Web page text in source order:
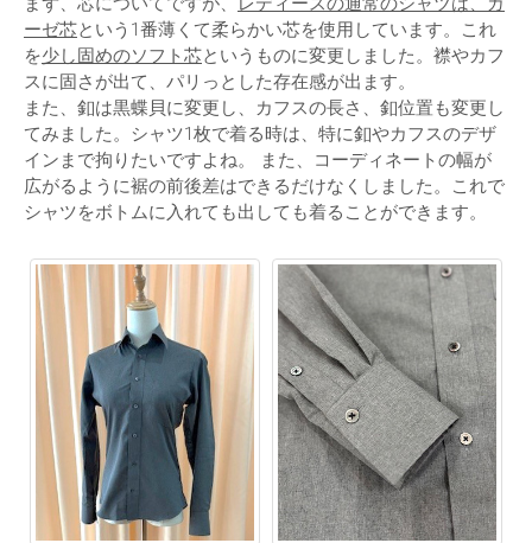
ーゼ芯という1番薄くて柔らかい芯を使用しています。これ
を少し固めのソフト芯というものに変更しました。襟やカフ
スに固さが出て、パリっとした存在感が出ます。
また、釦は黒蝶貝に変更し、カフスの長さ、釦位置も変更し
てみました。シャツ1枚で着る時は、特に釦やカフスのデザ
インまで拘りたいですよね。 また、コーディネートの幅が
広がるように裾の前後差はできるだけなくしました。これで
シャツをボトムに入れても出しても着ることができます。